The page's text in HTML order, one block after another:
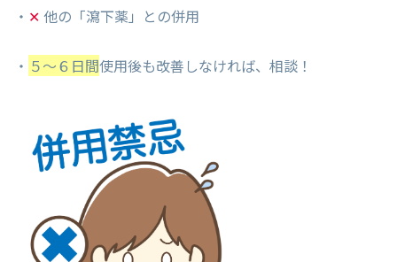
・ ✕ 他の「瀉下薬」との併用
・ ５～６日間使用後も改善しなければ、相談！